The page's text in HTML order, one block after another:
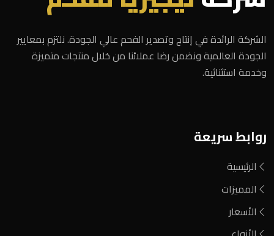
الشركة الرائدة في إنتاج وتصدير الفحم عالي الجودة. نلتزم بمعايير
الجودة العالمية ونضمن رضا عملائنا من خلال منتجات متميزة
وخدمة استثنائية.
روابط سريعة
الرئيسية
المميزات
الأسعار